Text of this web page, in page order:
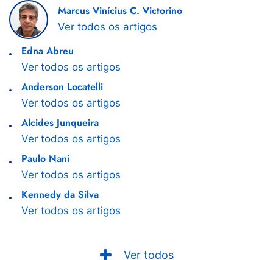
Marcus Vinícius C. Victorino
Ver todos os artigos
Edna Abreu
Ver todos os artigos
Anderson Locatelli
Ver todos os artigos
Alcides Junqueira
Ver todos os artigos
Paulo Nani
Ver todos os artigos
Kennedy da Silva
Ver todos os artigos
Ver todos